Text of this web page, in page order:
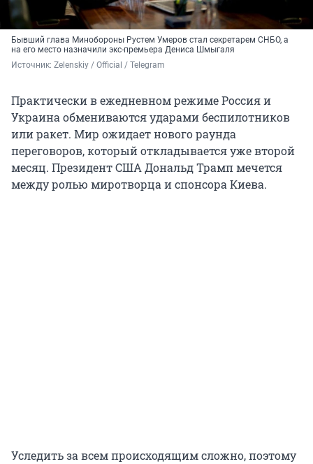
Бывший глава Минобороны Рустем Умеров стал секретарем СНБО, а
на его место назначили экс-премьера Дениса Шмыгаля
Источник: Zelenskiy / Official / Telegram
Практически в ежедневном режиме Россия и
Украина обмениваются ударами беспилотников
или ракет. Мир ожидает нового раунда
переговоров, который откладывается уже второй
месяц. Президент США Дональд Трамп мечется
между ролью миротворца и спонсора Киева.
Уследить за всем происходящим сложно, поэтому